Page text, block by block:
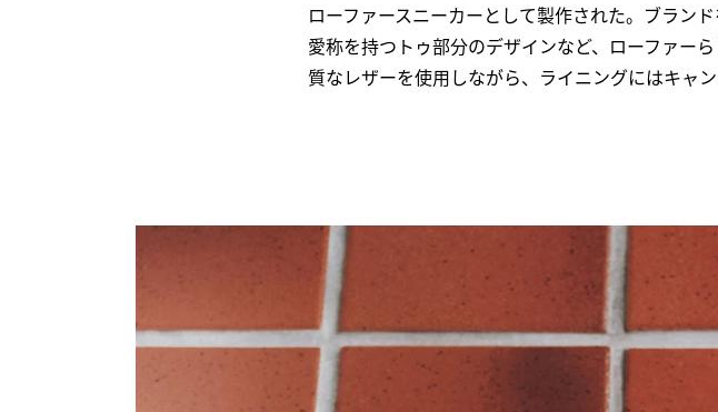
ローファースニーカーとして製作された。ブラン
愛称を持つトゥ部分のデザインなど、ローファー
質なレザーを使用しながら、ライニングにはキャ